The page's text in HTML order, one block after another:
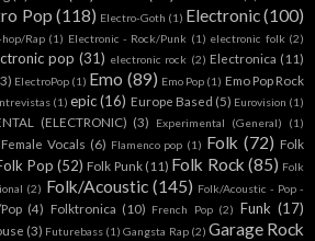
Pop (118) Electro-Goth (1) Electronic(100)
Rap (1) Electronic - Rock/Punk (1) electronic folk (2)
pop (31) electronic rock (2) Electronica (11)
ElectroPop (1) Emo (89) Emo Pop (1) Emo Pop Rock
(1) epic (16) Europe Based (5) Eurovision (1)
(ELECTRONIC) (3) Experimental (General) (1)
Female Vocals (6) Flamenco pop (1) Folk (72) Folk
Pop (52) Folk Punk (11) Folk Rock (85) Folk
(2) Folk/Acoustic (145) Folk/Acoustic - Pop -
(4) Folktronica (10) French Pop (2) Funk (17)
(3) Futurebass (1) Gangsta Rap (2) Garage Rock